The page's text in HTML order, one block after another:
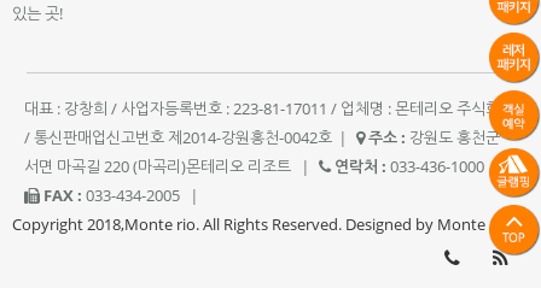
있는 곳!
대표 : 강창희 / 사업자등록번호 : 223-81-17011 / 업체명 : 몬테리오 주식회사
/ 통신판매업신고번호 제2014-강원홍천-0042호 | 주소 : 강원도 홍천군
서면 마곡길 220 (마곡리)몬테리오 리조트
| 연락처 : 033-436-1000
|
FAX : 033-434-2005
|
Copyright 2018,Monte rio. All Rights Reserved. Designed by Monte rio.